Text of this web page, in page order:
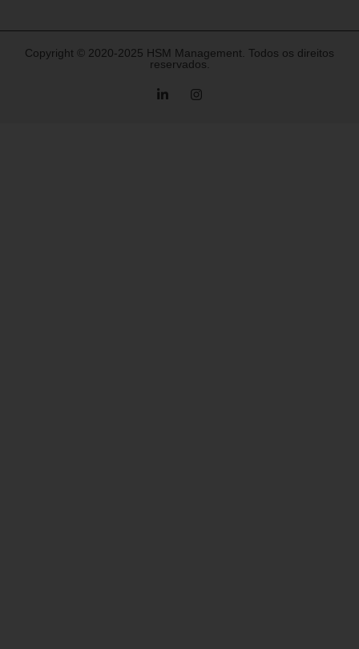
Copyright © 2020-2025 HSM Management. Todos os direitos
reservados.